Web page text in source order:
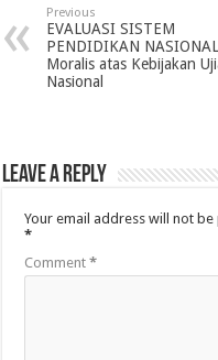
Previous
EVALUASI SISTEM
PENDIDIKAN
Moralis atas Kebijakan
Nasional
Leave a Reply
Your email address will not
*
Comment*